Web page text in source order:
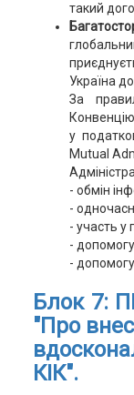
такий
Україна
За
у
Mutual
- обмін
-
- участь у
- допомогу
-
Блок 7:
"Про
КІК".